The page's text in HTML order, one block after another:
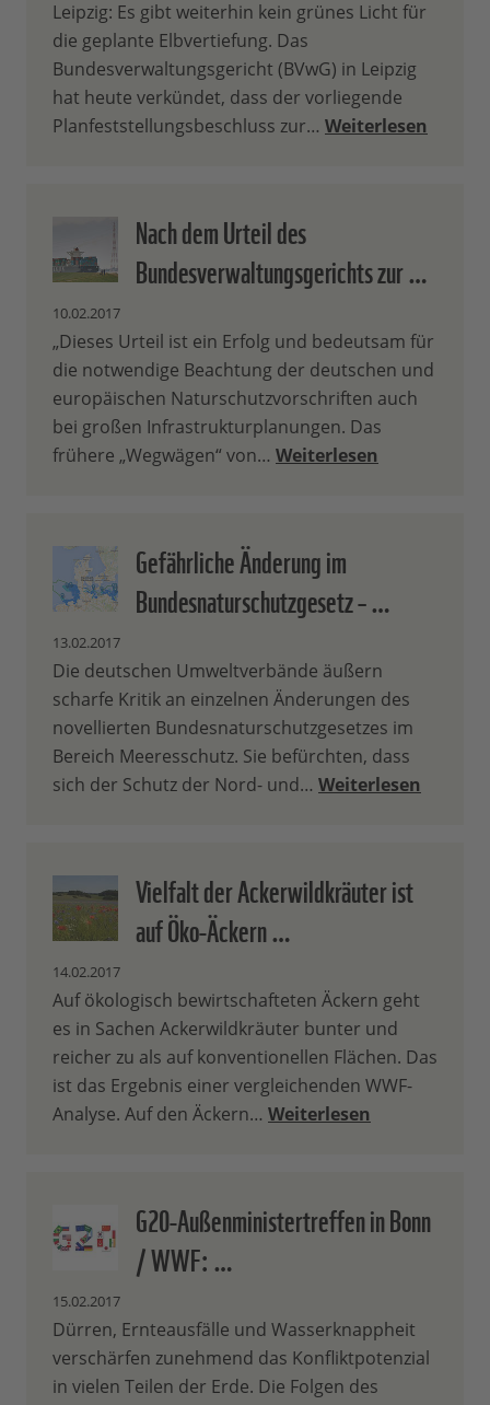
Leipzig: Es gibt weiterhin kein grünes Licht für
die geplante Elbvertiefung. Das
Bundesverwaltungsgericht (BVwG) in Leipzig
hat heute verkündet, dass der vorliegende
Planfeststellungsbeschluss zur… Weiterlesen
Nach dem Urteil des
Bundesverwaltungsgerichts zur …
10.02.2017
„Dieses Urteil ist ein Erfolg und bedeutsam für
die notwendige Beachtung der deutschen und
europäischen Naturschutzvorschriften auch
bei großen Infrastrukturplanungen. Das
frühere „Wegwägen“ von… Weiterlesen
Gefährliche Änderung im
Bundesnaturschutzgesetz – …
13.02.2017
Die deutschen Umweltverbände äußern
scharfe Kritik an einzelnen Änderungen des
novellierten Bundesnaturschutzgesetzes im
Bereich Meeresschutz. Sie befürchten, dass
sich der Schutz der Nord- und… Weiterlesen
Vielfalt der Ackerwildkräuter ist
auf Öko-Äckern …
14.02.2017
Auf ökologisch bewirtschafteten Äckern geht
es in Sachen Ackerwildkräuter bunter und
reicher zu als auf konventionellen Flächen. Das
ist das Ergebnis einer vergleichenden WWF-
Analyse. Auf den Äckern… Weiterlesen
G20-Außenministertreffen in Bonn
/ WWF: …
15.02.2017
Dürren, Ernteausfälle und Wasserknappheit
verschärfen zunehmend das Konfliktpotenzial
in vielen Teilen der Erde. Die Folgen des